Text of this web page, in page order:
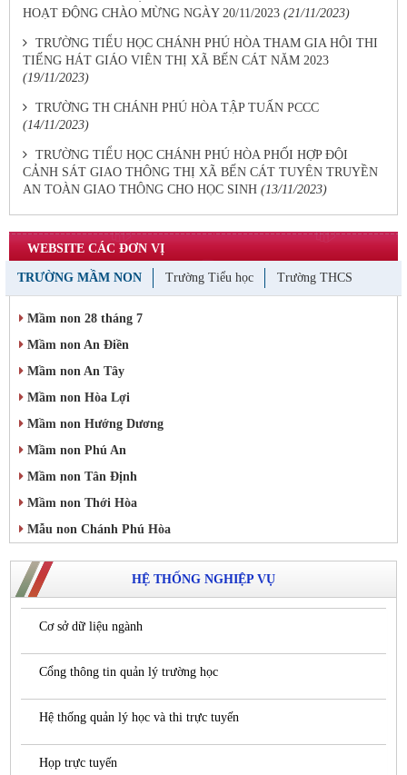
HOẠT ĐỘNG CHÀO MỪNG NGÀY 20/11/2023 (21/11/2023)
TRƯỜNG TIỂU HỌC CHÁNH PHÚ HÒA THAM GIA HỘI THI
TIẾNG HÁT GIÁO VIÊN THỊ XÃ BẾN CÁT NĂM 2023
(19/11/2023)
TRƯỜNG TH CHÁNH PHÚ HÒA TẬP TUẤN PCCC
(14/11/2023)
TRƯỜNG TIỂU HỌC CHÁNH PHÚ HÒA PHỐI HỢP ĐỘI
CẢNH SÁT GIAO THÔNG THỊ XÃ BẾN CÁT TUYÊN TRUYỀN
AN TOÀN GIAO THÔNG CHO HỌC SINH (13/11/2023)
WEBSITE CÁC ĐƠN VỊ
TRƯỜNG MẦM NON Trường Tiểu học Trường THCS
Mầm non 28 tháng 7
Mầm non An Điền
Mầm non An Tây
Mầm non Hòa Lợi
Mầm non Hướng Dương
Mầm non Phú An
Mầm non Tân Định
Mầm non Thới Hòa
Mẫu non Chánh Phú Hòa
HỆ THỐNG NGHIỆP VỤ
Cơ sở dữ liệu ngành
Cổng thông tin quản lý trường học
Hệ thống quản lý học và thi trực tuyến
Họp trực tuyến